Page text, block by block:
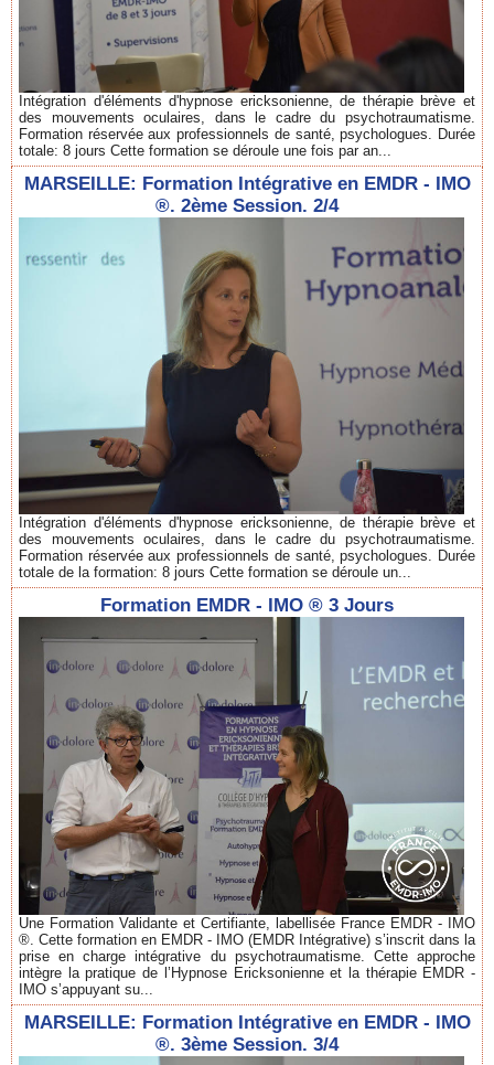
Intégration d'éléments d'hypnose ericksonienne, de thérapie brève et
des mouvements oculaires, dans le cadre du psychotraumatisme.
Formation réservée aux professionnels de santé, psychologues. Durée
totale: 8 jours Cette formation se déroule une fois par an...
MARSEILLE: Formation Intégrative en EMDR - IMO
®. 2ème Session. 2/4
Intégration d'éléments d'hypnose ericksonienne, de thérapie brève et
des mouvements oculaires, dans le cadre du psychotraumatisme.
Formation réservée aux professionnels de santé, psychologues. Durée
totale de la formation: 8 jours Cette formation se déroule un...
Formation EMDR - IMO ® 3 Jours
Une Formation Validante et Certifiante, labellisée France EMDR - IMO
®. Cette formation en EMDR - IMO (EMDR Intégrative) s’inscrit dans la
prise en charge intégrative du psychotraumatisme. Cette approche
intègre la pratique de l’Hypnose Ericksonienne et la thérapie EMDR -
IMO s’appuyant su...
MARSEILLE: Formation Intégrative en EMDR - IMO
®. 3ème Session. 3/4